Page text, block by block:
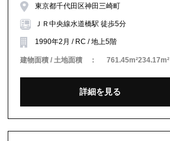
東京都千代田区神田三崎町
ＪＲ中央線水道橋駅 徒歩5分
1990年2月 / RC / 地上5階
建物面積 / 土地面積 ： 761.45m²234.17m²
詳細を見る